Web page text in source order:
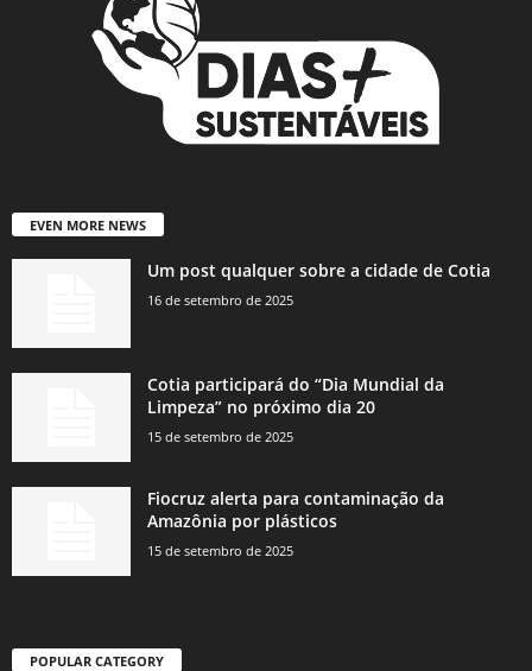
EVEN MORE NEWS
Um post qualquer sobre a cidade de Cotia
16 de setembro de 2025
Cotia participará do “Dia Mundial da
Limpeza” no próximo dia 20
15 de setembro de 2025
Fiocruz alerta para contaminação da
Amazônia por plásticos
15 de setembro de 2025
POPULAR CATEGORY